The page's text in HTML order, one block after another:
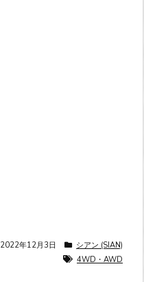
2022年12月3日
シアン (SIAN)
4WD・AWD